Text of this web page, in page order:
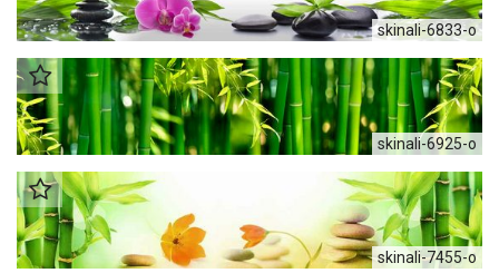
skinali-6833-o
skinali-6925-o
skinali-7455-o